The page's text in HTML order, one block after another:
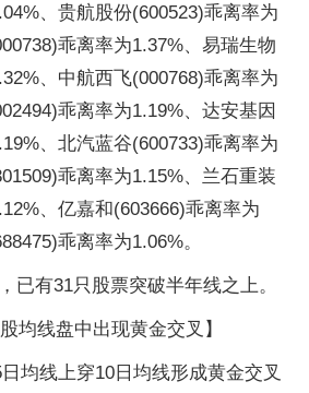
、贵航股份(600523)乖离率为
乖离率为1.37%、易瑞生物
、中航西飞(000768)乖离率为
乖离率为1.19%、达安基因
、北汽蓝谷(600733)乖离率为
乖离率为1.15%、兰石重装
、亿嘉和(603666)乖离率为
乖离率为1.06%。
已有31只股票突破半年线之上。
均线盘中出现黄金交叉】
均线上穿10日均线形成黄金交叉